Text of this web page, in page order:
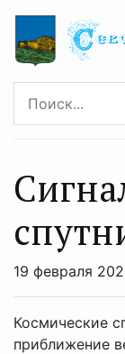
19 февраля
Космические
приближение